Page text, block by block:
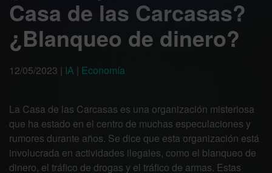
Casa de las Carcasas?
¿Blanqueo de dinero?
12/05/2023 | IA | Economía
La Casa de las Carcasas es una organización misteriosa
que ha estado en el centro de muchas especulaciones y
rumores durante años. Se dice que esta organización está
involucrada en actividades ilegales, como el blanqueo de
dinero, el tráfico de drogas y el tráfico de armas. Estas